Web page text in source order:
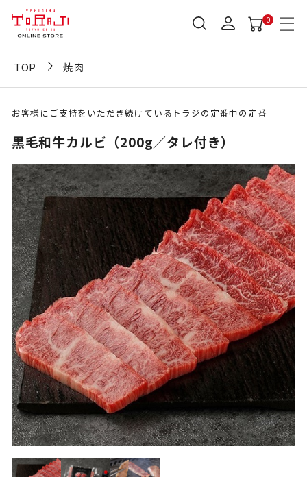
0
TOP 焼肉
お客様にご支持をいただき続けているトラジの定番中の定番
黒毛和牛カルビ（200g／タレ付き）